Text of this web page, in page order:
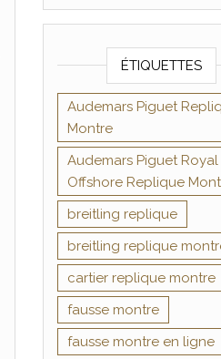
ÉTIQUETTES
Audemars Piguet
Montre
Audemars Piguet Royal
Offshore Replique
breitling replique
breitling replique
cartier replique montre
fausse montre
fausse montre en ligne